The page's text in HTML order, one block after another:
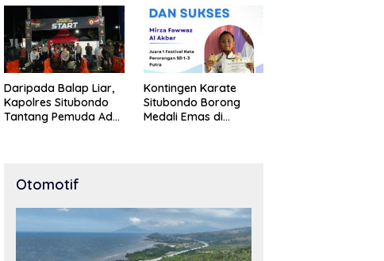
Kelompok Umur 10
Tahun
Sepak Bola Kapolres
Cup 2026
Daripada Balap Liar,
Kapolres Situbondo
Tantang Pemuda Adu
Kontingen Karate
Situbondo Borong
Medali Emas di
Otomotif